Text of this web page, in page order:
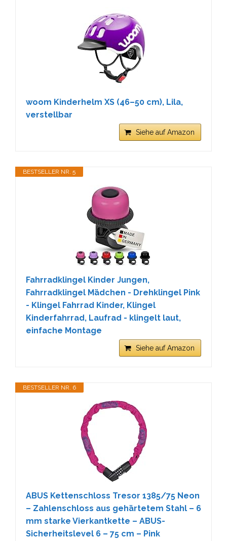
woom Kinderhelm XS (46–50 cm), Lila,
verstellbar
Siehe auf Amazon
BESTSELLER NR. 5
Fahrradklingel Kinder Jungen,
Fahrradklingel Mädchen - Drehklingel Pink
- Klingel Fahrrad Kinder, Klingel
Kinderfahrrad, Laufrad - klingelt laut,
einfache Montage
Siehe auf Amazon
BESTSELLER NR. 6
ABUS Kettenschloss Tresor 1385/75 Neon
– Zahlenschloss aus gehärtetem Stahl – 6
mm starke Vierkantkette – ABUS-
Sicherheitslevel 6 – 75 cm – Pink